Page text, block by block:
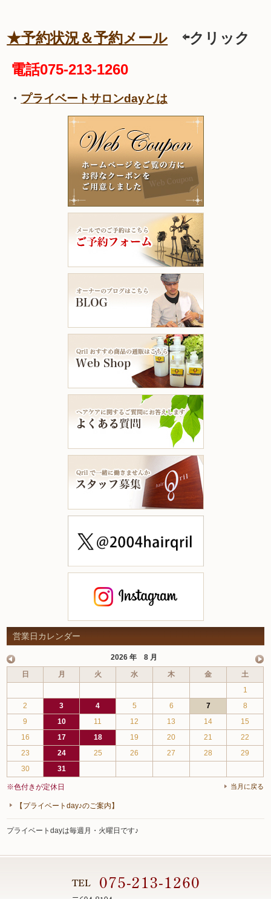
★予約状況＆予約メール ⇦クリック
電話075-213-1260
・ プライベートサロンdayとは
営業日カレンダー
2026 年 8 月
日
月 火 水 木 金
土
1
2
3 4 5 6 7
8
9
10 11 12 13 14
15
16
17 18 19 20 21
22
23
24 25 26 27 28
29
30
31
当月に戻る
※色付きが定休日
【プライベートday♪のご案内】
プライベートdayは毎週月・火曜日です♪